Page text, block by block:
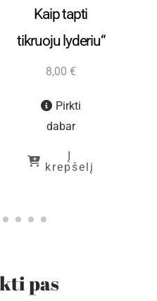
Kaip tapti
tikruoju lyderiu“
8,00 €
Pirkti
dabar
Į
krepšelį
pas